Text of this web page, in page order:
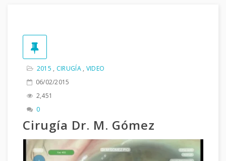
2015 , CIRUGÍA, VIDEO
06/02/2015
2,451
0
Cirugía Dr. M. Gómez